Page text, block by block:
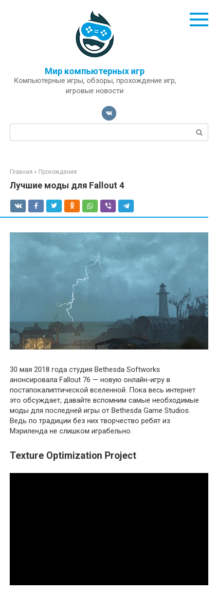
Мир компьютерных игр
Компьютерные игры, обзоры, прохождение игр,
игровые новости
Поиск:
Главная » Прохождения
Лучшие моды для Fallout 4
30 мая 2018 года студия Bethesda Softworks
анонсировала Fallout 76 — новую онлайн-игру в
постапокалиптической вселенной. Пока весь интернет
это обсуждает, давайте вспомним самые необходимые
моды для последней игры от Bethesda Game Studios.
Ведь по традиции без них творчество ребят из
Мэриленда не слишком играбельно.
Texture Optimization Project